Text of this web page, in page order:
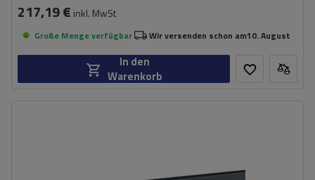
217,19 € inkl. MwSt
Große Menge verfügbar Wir versenden schon am10. August
In den
Warenkorb